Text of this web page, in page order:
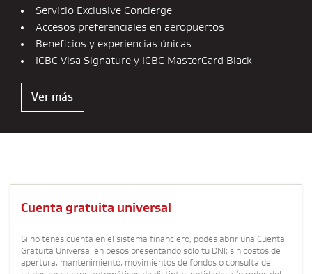
Servicio Exclusive Concierge
Accesos preferenciales en aeropuertos
Beneficios y experiencias únicas
ICBC Visa Signature y ICBC MasterCard Black
Ver más
Cuenta gratuita universal
Si no tenés cuenta en el sistema financiero, podés abrir una Cuenta
Gratuita Universal en pesos presentando sólo tu DNI; sin costos de
apertura, mantenimiento, movimientos de fondos o consulta de